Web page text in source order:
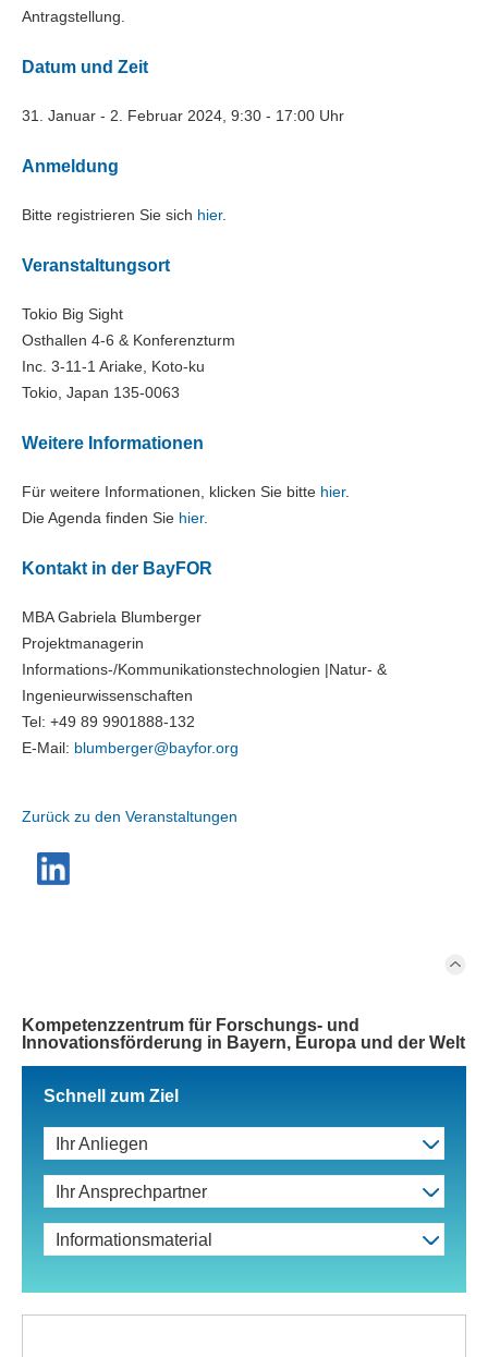
Antragstellung.
Datum und Zeit
31. Januar - 2. Februar 2024, 9:30 - 17:00 Uhr
Anmeldung
Bitte registrieren Sie sich hier.
Veranstaltungsort
Tokio Big Sight
Osthallen 4-6 & Konferenzturm
Inc. 3-11-1 Ariake, Koto-ku
Tokio, Japan 135-0063
Weitere Informationen
Für weitere Informationen, klicken Sie bitte hier.
Die Agenda finden Sie hier.
Kontakt in der BayFOR
MBA Gabriela Blumberger
Projektmanagerin
Informations-/Kommunikationstechnologien |Natur- &
Ingenieurwissenschaften
Tel: +49 89 9901888-132
E-Mail: blumberger@bayfor.org
Zurück zu den Veranstaltungen
Kompetenzzentrum für Forschungs- und
Innovationsförderung in Bayern, Europa und der Welt
Schnell zum Ziel
Ihr Anliegen
Ihr Ansprechpartner
Informationsmaterial